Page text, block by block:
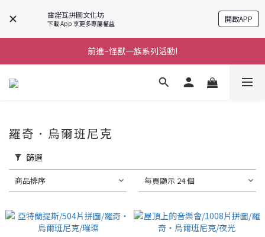
雷諾瓦拼圖文化坊
下載 App 享更多專屬權益 開啟APP
前進~怪獸一族系列活動!
前進~怪獸一族系列活動!
分享美好時光 ∣ APP好友推薦
羅奇．烏爾班尼克
篩選
商品排序 每頁顯示 24 個